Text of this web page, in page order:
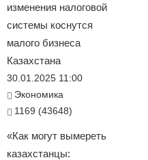
изменения налоговой
системы коснутся
малого бизнеса
Казахстана
30.01.2025 11:00
Экономика
1169 (43648)
«Как могут вымереть
казахстанцы: